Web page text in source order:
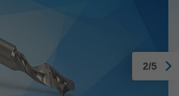
2/5